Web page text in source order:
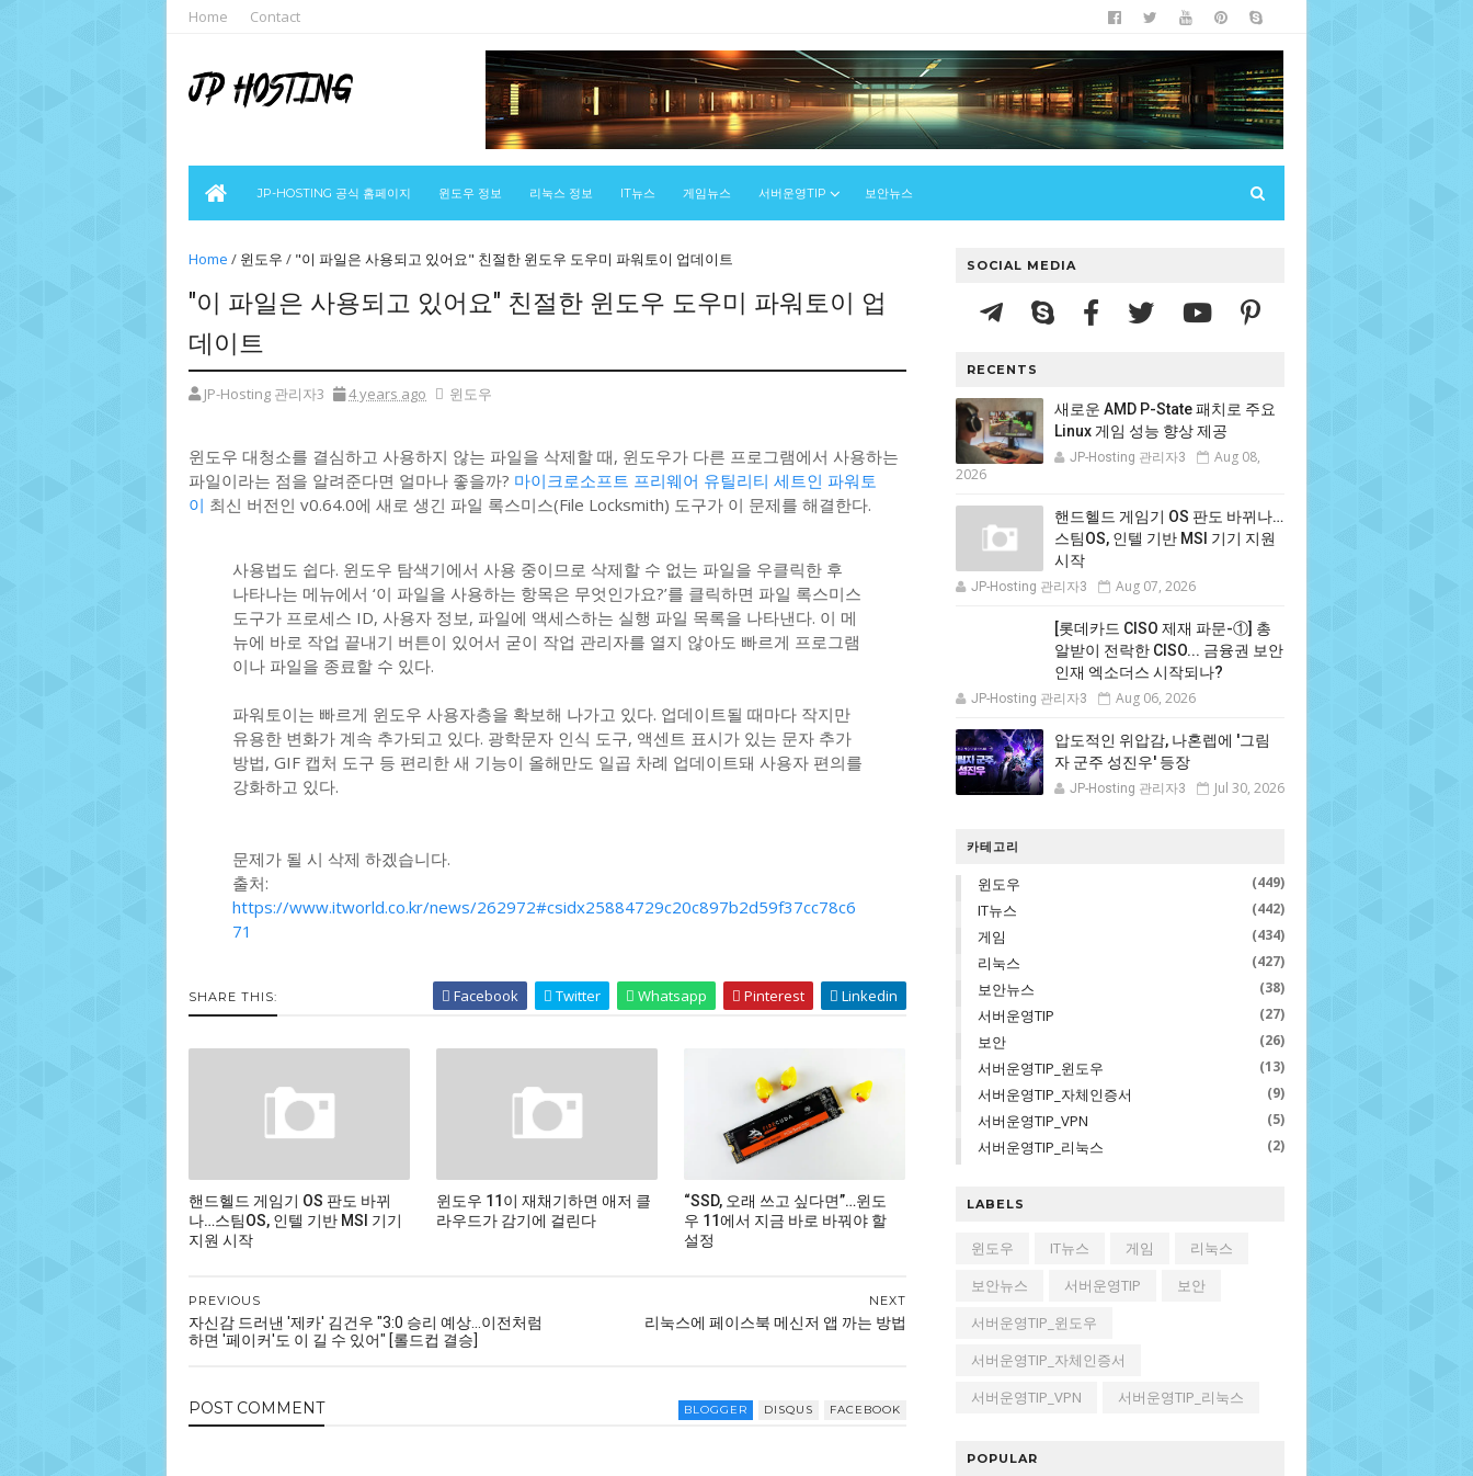
Home Contact
JP-HOSTING 공식 홈페이지 윈도우 정보 리눅스 정보 IT뉴스 게임뉴스 서버운영TIP 보안뉴스
Home / 윈도우 / "이 파일은 사용되고 있어요" 친절한 윈도우 도우미 파워토이 업데이트
"이 파일은 사용되고 있어요" 친절한 윈도우 도우미 파워토이 업
데이트
JP-Hosting 관리자3 4 years ago 윈도우
윈도우 대청소를 결심하고 사용하지 않는 파일을 삭제할 때, 윈도우가 다른 프로그램에서 사용하는
파일이라는 점을 알려준다면 얼마나 좋을까? 마이크로소프트 프리웨어 유틸리티 세트인 파워토
이 최신 버전인 v0.64.0에 새로 생긴 파일 록스미스(File Locksmith) 도구가 이 문제를 해결한다.
사용법도 쉽다. 윈도우 탐색기에서 사용 중이므로 삭제할 수 없는 파일을 우클릭한 후
나타나는 메뉴에서 ‘이 파일을 사용하는 항목은 무엇인가요?’를 클릭하면 파일 록스미스
도구가 프로세스 ID, 사용자 정보, 파일에 액세스하는 실행 파일 목록을 나타낸다. 이 메
뉴에 바로 작업 끝내기 버튼이 있어서 굳이 작업 관리자를 열지 않아도 빠르게 프로그램
이나 파일을 종료할 수 있다.
파워토이는 빠르게 윈도우 사용자층을 확보해 나가고 있다. 업데이트될 때마다 작지만
유용한 변화가 계속 추가되고 있다. 광학문자 인식 도구, 액센트 표시가 있는 문자 추가
방법, GIF 캡처 도구 등 편리한 새 기능이 올해만도 일곱 차례 업데이트돼 사용자 편의를
강화하고 있다.
문제가 될 시 삭제 하겠습니다.
출처:
https://www.itworld.co.kr/news/262972#csidx25884729c20c897b2d59f37cc78c6
71
SHARE THIS: Facebook Twitter Whatsapp Pinterest Linkedin
핸드헬드 게임기 OS 판도 바뀌
나…스팀OS, 인텔 기반 MSI 기기
지원 시작
윈도우 11이 재채기하면 애저 클
라우드가 감기에 걸린다
“SSD, 오래 쓰고 싶다면”…윈도
우 11에서 지금 바로 바꿔야 할
설정
NEXT
리눅스에 페이스북 메신저 앱 까는 방법
PREVIOUS
자신감 드러낸 '제카' 김건우 "3:0 승리 예상…이전처럼
하면 '페이커'도 이 길 수 있어" [롤드컵 결승]
POST COMMENT BLOGGER DISQUS FACEBOOK
SOCIAL MEDIA
RECENTS
새로운 AMD P-State 패치로 주요
Linux 게임 성능 향상 제공
JP-Hosting 관리자3
Aug 08,
2026
핸드헬드 게임기 OS 판도 바뀌나…
스팀OS, 인텔 기반 MSI 기기 지원
시작
JP-Hosting 관리자3 Aug 07, 2026
[롯데카드 CISO 제재 파문-①] 총
알받이 전락한 CISO... 금융권 보안
인재 엑소더스 시작되나?
JP-Hosting 관리자3 Aug 06, 2026
압도적인 위압감, 나혼렙에 '그림
자 군주 성진우' 등장
JP-Hosting 관리자3 Jul 30, 2026
카테고리
윈도우 (449)
IT뉴스 (442)
게임 (434)
리눅스 (427)
보안뉴스 (38)
서버운영TIP (27)
보안 (26)
서버운영TIP_윈도우 (13)
서버운영TIP_자체인증서 (9)
서버운영TIP_VPN (5)
서버운영TIP_리눅스 (2)
LABELS
윈도우 IT뉴스 게임
리눅스
보안뉴스
서버운영TIP
보안
서버운영TIP_윈도우
서버운영TIP_자체인증서
서버운영TIP_VPN
서버운영TIP_리눅스
POPULAR